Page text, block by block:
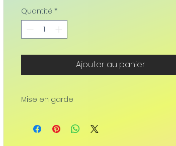
Quantité *
Ajouter au panier
Mise en garde
lithothérapie comme une